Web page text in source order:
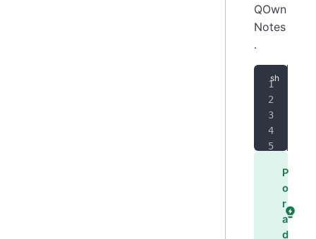
QOwn
Notes
.
P
o
r
a
d